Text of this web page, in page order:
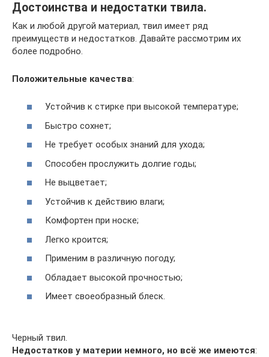
Достоинства и недостатки твила.
Как и любой другой материал, твил имеет ряд
преимуществ и недостатков. Давайте рассмотрим их
более подробно.
Положительные качества:
Устойчив к стирке при высокой температуре;
Быстро сохнет;
Не требует особых знаний для ухода;
Способен прослужить долгие годы;
Не выцветает;
Устойчив к действию влаги;
Комфортен при носке;
Легко кроится;
Применим в различную погоду;
Обладает высокой прочностью;
Имеет своеобразный блеск.
Черный твил.
Недостатков у материи немного, но всё же имеются: